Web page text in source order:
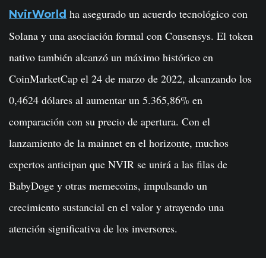
NvirWorld ha asegurado un acuerdo tecnológico con
Solana y una asociación formal con Consensys. El token
nativo también alcanzó un máximo histórico en
CoinMarketCap el 24 de marzo de 2022, alcanzando los
0,4624 dólares al aumentar un 5.365,86% en
comparación con su precio de apertura. Con el
lanzamiento de la mainnet en el horizonte, muchos
expertos anticipan que NVIR se unirá a las filas de
BabyDoge y otras memecoins, impulsando un
crecimiento sustancial en el valor y atrayendo una
atención significativa de los inversores.